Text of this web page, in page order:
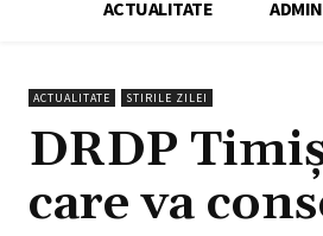
ACTUALITATE
ACTUALITATE STIRILE ZILEI
DRDP
care va